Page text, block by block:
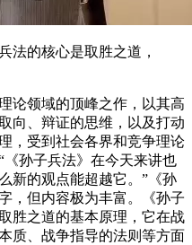
的核心是取胜之道，
领域的顶峰之作，以其高
向、辩证的思维，以及打动
，受到社会各界和竞争理论
孙子兵法》在今天来讲也
新的观点能超越它。”《孙
，但内容极为丰富。《孙子
胜之道的基本原理，它在战
质、战争指导的法则等方面